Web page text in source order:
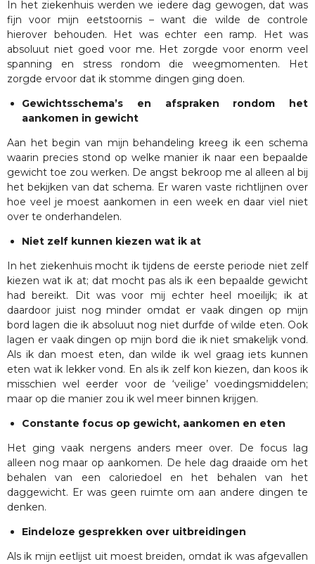
In het ziekenhuis werden we iedere dag gewogen, dat was
fijn voor mijn eetstoornis – want die wilde de controle
hierover behouden. Het was echter een ramp. Het was
absoluut niet goed voor me. Het zorgde voor enorm veel
spanning en stress rondom die weegmomenten. Het
zorgde ervoor dat ik stomme dingen ging doen.
Gewichtsschema’s en afspraken rondom het
aankomen in gewicht
Aan het begin van mijn behandeling kreeg ik een schema
waarin precies stond op welke manier ik naar een bepaalde
gewicht toe zou werken. De angst bekroop me al alleen al bij
het bekijken van dat schema. Er waren vaste richtlijnen over
hoe veel je moest aankomen in een week en daar viel niet
over te onderhandelen.
Niet zelf kunnen kiezen wat ik at
In het ziekenhuis mocht ik tijdens de eerste periode niet zelf
kiezen wat ik at; dat mocht pas als ik een bepaalde gewicht
had bereikt. Dit was voor mij echter heel moeilijk; ik at
daardoor juist nog minder omdat er vaak dingen op mijn
bord lagen die ik absoluut nog niet durfde of wilde eten. Ook
lagen er vaak dingen op mijn bord die ik niet smakelijk vond.
Als ik dan moest eten, dan wilde ik wel graag iets kunnen
eten wat ik lekker vond. En als ik zelf kon kiezen, dan koos ik
misschien wel eerder voor de ‘veilige’ voedingsmiddelen;
maar op die manier zou ik wel meer binnen krijgen.
Constante focus op gewicht, aankomen en eten
Het ging vaak nergens anders meer over. De focus lag
alleen nog maar op aankomen. De hele dag draaide om het
behalen van een caloriedoel en het behalen van het
daggewicht. Er was geen ruimte om aan andere dingen te
denken.
Eindeloze gesprekken over uitbreidingen
Als ik mijn eetlijst uit moest breiden, omdat ik was afgevallen